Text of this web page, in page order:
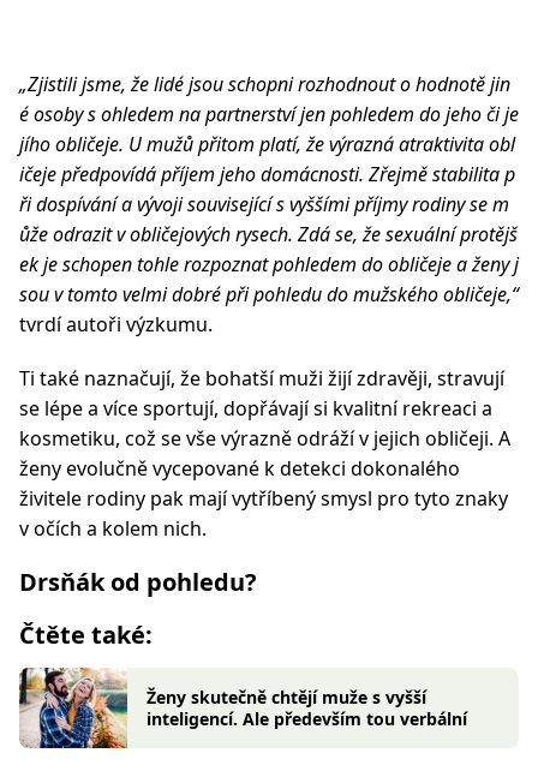
„Zjistili jsme, že lidé jsou schopni rozhodnout o hodnotě jin
é osoby s ohledem na partnerství jen pohledem do jeho či je
jího obličeje. U mužů přitom platí, že výrazná atraktivita obl
ičeje předpovídá příjem jeho domácnosti. Zřejmě stabilita p
ři dospívání a vývoji související s vyššími příjmy rodiny se m
ůže odrazit v obličejových rysech. Zdá se, že sexuální protějš
ek je schopen tohle rozpoznat pohledem do obličeje a ženy j
sou v tomto velmi dobré při pohledu do mužského obličeje,“
tvrdí autoři výzkumu.
Ti také naznačují, že bohatší muži žijí zdravěji, stravují
se lépe a více sportují, dopřávají si kvalitní rekreaci a
kosmetiku, což se vše výrazně odráží v jejich obličeji. A
ženy evolučně vycepované k detekci dokonalého
živitele rodiny pak mají vytříbený smysl pro tyto znaky
v očích a kolem nich.
Drsňák od pohledu?
Čtěte také:
Ženy skutečně chtějí muže s vyšší
inteligencí. Ale především tou verbální